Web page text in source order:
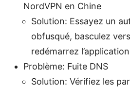
NordVPN en Chine
Solution: Essayez un
obfusqué, basculez
redémarrez
Problème: Fuite DNS
Solution: Vérifiez les